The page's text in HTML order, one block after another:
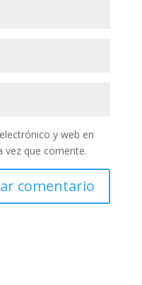
y web en
vez que comente.